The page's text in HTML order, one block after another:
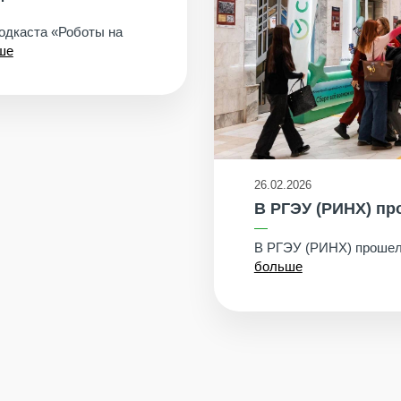
«Роботы на
26.02.2026
В РГЭУ (РИНХ)
В РГЭУ (РИНХ)
больше